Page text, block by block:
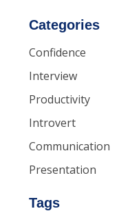
Categories
Confidence
Interview
Productivity
Introvert
Communication
Presentation
Tags